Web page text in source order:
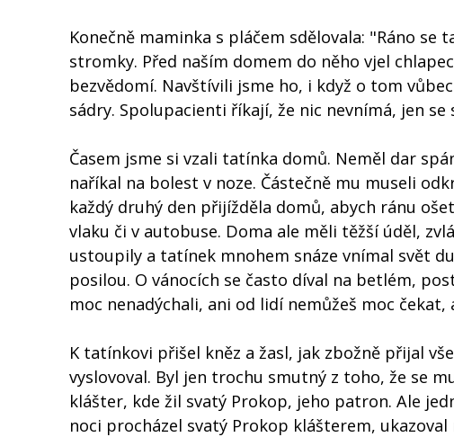
Konečně maminka s pláčem sdělovala: "Ráno
stromky. Před naším domem do něho vjel
bezvědomí. Navštívili jsme ho, i když o tom
sádry. Spolupacienti říkají, že nic nevnímá, jen
Časem jsme si vzali tatínka domů. Neměl dar
naříkal na bolest v noze. Částečně mu museli
každý druhý den přijížděla domů, abych ránu
vlaku či v autobuse. Doma ale měli těžší úděl,
ustoupily a tatínek mnohem snáze vnímal svět
posilou. O vánocích se často díval na betlém,
moc nenadýchali, ani od lidí nemůžeš moc čekat,
K tatínkovi přišel kněz a žasl, jak zbožně přijal
vyslovoval. Byl jen trochu smutný z toho, že se
klášter, kde žil svatý Prokop, jeho patron. Ale
noci procházel svatý Prokop klášterem,